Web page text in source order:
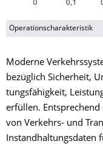
Operationscharakteristik
Moderne
bezüg­lich Sicherheit,
tungs­fähig­keit,
erfüllen. Entsprechend
von Ver­kehrs- und
Instand­hal­tungs­daten